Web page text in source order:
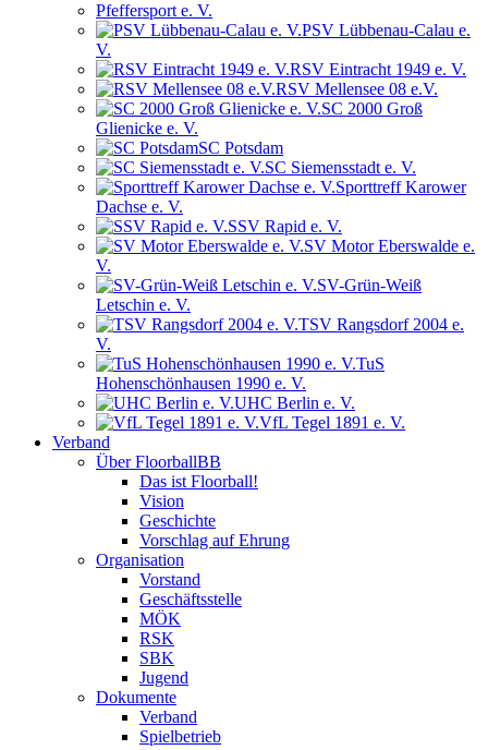
Pfeffersport e. V.
PSV Lübbenau-Calau e.
V.
RSV Eintracht 1949 e. V.
RSV Mellensee 08 e.V.
SC 2000 Groß
Glienicke e. V.
SC Potsdam
SC Siemensstadt e. V.
Sporttreff Karower
Dachse e. V.
SSV Rapid e. V.
SV Motor Eberswalde e.
V.
SV-Grün-Weiß
Letschin e. V.
TSV Rangsdorf 2004 e.
V.
TuS
Hohenschönhausen 1990 e. V.
UHC Berlin e. V.
VfL Tegel 1891 e. V.
Verband
Über FloorballBB
Das ist Floorball!
Vision
Geschichte
Vorschlag auf Ehrung
Organisation
Vorstand
Geschäftsstelle
MÖK
RSK
SBK
Jugend
Dokumente
Verband
Spielbetrieb